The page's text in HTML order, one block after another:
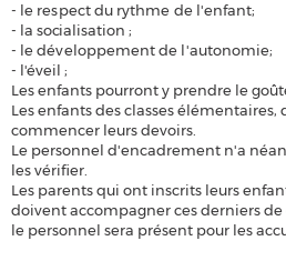
- le respect du rythme de l'enfant;
- la socialisation ;
- le développement de l'autonomie;
- l'éveil ;
Les enfants pourront y prendre le
Les enfants des classes
commencer leurs devoirs.
Le personnel d'encadrement n'a
les vérifier.
Les parents qui ont inscrits leurs
doivent accompagner ces derniers
le personnel sera présent pour les